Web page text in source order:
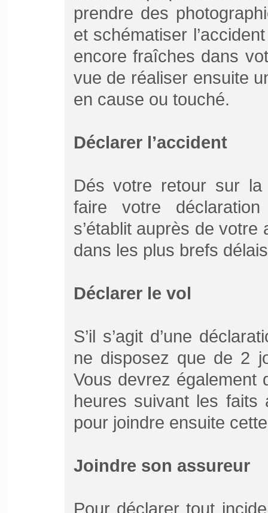
prendre des
et schématiser
encore fraîches dans
vue de réaliser ensuite
en cause ou touché.
Déclarer l’accident
Dés votre retour sur
faire votre déclaration
s’établit auprès de
dans les plus brefs
Déclarer le vol
S’il s’agit d’une
ne disposez que de 2
Vous devrez également
heures suivant les faits
pour joindre ensuite
Joindre son assureur
Pour déclarer tout